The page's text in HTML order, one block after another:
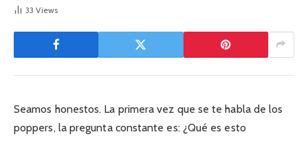
33 Views
Seamos honestos. La primera vez que se te habla de los
poppers, la pregunta constante es: ¿Qué es esto